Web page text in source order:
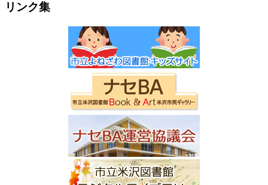
リンク集